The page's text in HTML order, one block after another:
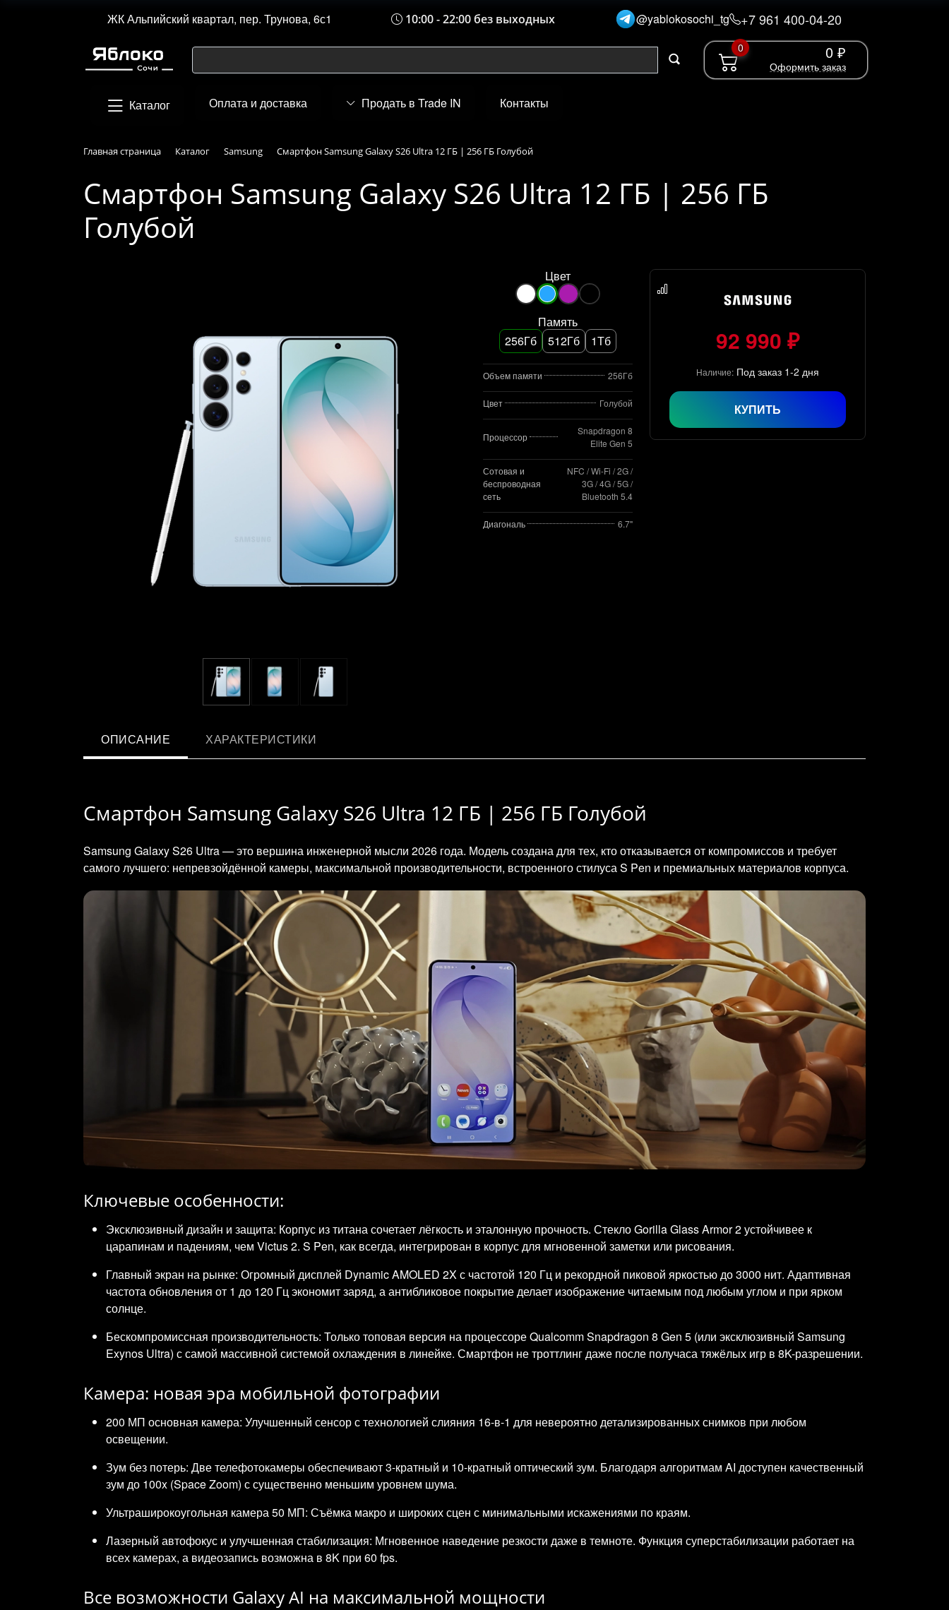
ЖК Альпийский квартал, пер. Трунова, 6с1 10:00 - 22:00 без выходных @yablokosochi_tg +7 961 400-04-20
0 0 ₽
Оформить заказ
Каталог Оплата и доставка Продать в Trade IN Контакты
Главная страница Каталог Samsung Смартфон Samsung Galaxy S26 Ultra 12 ГБ | 256 ГБ Голубой
Смартфон Samsung Galaxy S26 Ultra 12 ГБ | 256 ГБ
Голубой
Цвет
Память
256Гб
512Гб 1Тб
Объем памяти 256Гб
Цвет Голубой
Процессор
Snapdragon 8
Elite Gen 5
Сотовая и
беспроводная
сеть
NFC / Wi-Fi / 2G /
3G / 4G / 5G /
Bluetooth 5.4
Диагональ 6.7"
92 990 ₽
Наличие: Под заказ 1-2 дня
КУПИТЬ
ОПИСАНИЕ ХАРАКТЕРИСТИКИ
Смартфон Samsung Galaxy S26 Ultra 12 ГБ | 256 ГБ Голубой
Samsung Galaxy S26 Ultra — это вершина инженерной мысли 2026 года. Модель создана для тех, кто отказывается от компромиссов и требует
самого лучшего: непревзойдённой камеры, максимальной производительности, встроенного стилуса S Pen и премиальных материалов корпуса.
Ключевые особенности:
Эксклюзивный дизайн и защита: Корпус из титана сочетает лёгкость и эталонную прочность. Стекло Gorilla Glass Armor 2 устойчивее к
царапинам и падениям, чем Victus 2. S Pen, как всегда, интегрирован в корпус для мгновенной заметки или рисования.
Главный экран на рынке: Огромный дисплей Dynamic AMOLED 2X с частотой 120 Гц и рекордной пиковой яркостью до 3000 нит. Адаптивная
частота обновления от 1 до 120 Гц экономит заряд, а антибликовое покрытие делает изображение читаемым под любым углом и при ярком
солнце.
Бескомпромиссная производительность: Только топовая версия на процессоре Qualcomm Snapdragon 8 Gen 5 (или эксклюзивный Samsung
Exynos Ultra) с самой массивной системой охлаждения в линейке. Смартфон не троттлинг даже после получаса тяжёлых игр в 8K-разрешении.
Камера: новая эра мобильной фотографии
200 МП основная камера: Улучшенный сенсор с технологией слияния 16-в-1 для невероятно детализированных снимков при любом
освещении.
Зум без потерь: Две телефотокамеры обеспечивают 3-кратный и 10-кратный оптический зум. Благодаря алгоритмам AI доступен качественный
зум до 100x (Space Zoom) с существенно меньшим уровнем шума.
Ультраширокоугольная камера 50 МП: Съёмка макро и широких сцен с минимальными искажениями по краям.
Лазерный автофокус и улучшенная стабилизация: Мгновенное наведение резкости даже в темноте. Функция суперстабилизации работает на
всех камерах, а видеозапись возможна в 8K при 60 fps.
Все возможности Galaxy AI на максимальной мощности